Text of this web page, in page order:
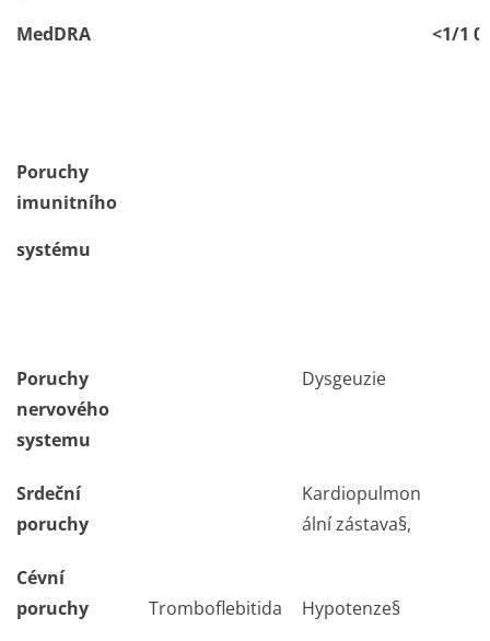
MedDRA
<1/1
Poruchy
imunitního
systému
Poruchy
nervového
systemu
Dysgeuzie
Srdeční
poruchy
Kardiopulmon
ální zástava§,
Cévní
poruchy
Tromboflebitida Hypotenze§